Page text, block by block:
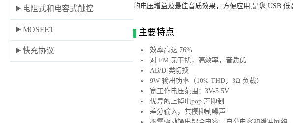
电阻式和电容式触控
MOSFET
快充协议
的电压增益及最佳音质效果，方便应用,是您 USB
主要特点
效率高达 76%
对 FM 无干扰，高效率，音质优
AB/D 类切换
9W 输出功率（10% THD，3Ω 负载）
宽工作电压范围：3V-5.5V
优异的上掉电pop 声抑制
差分输入，共模抑制噪声
不需驱动输出耦合电容、自举电容和缓冲网络